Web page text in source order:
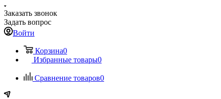
Заказать звонок
Задать вопрос
Войти
Корзина0
Избранные товары0
Сравнение товаров0